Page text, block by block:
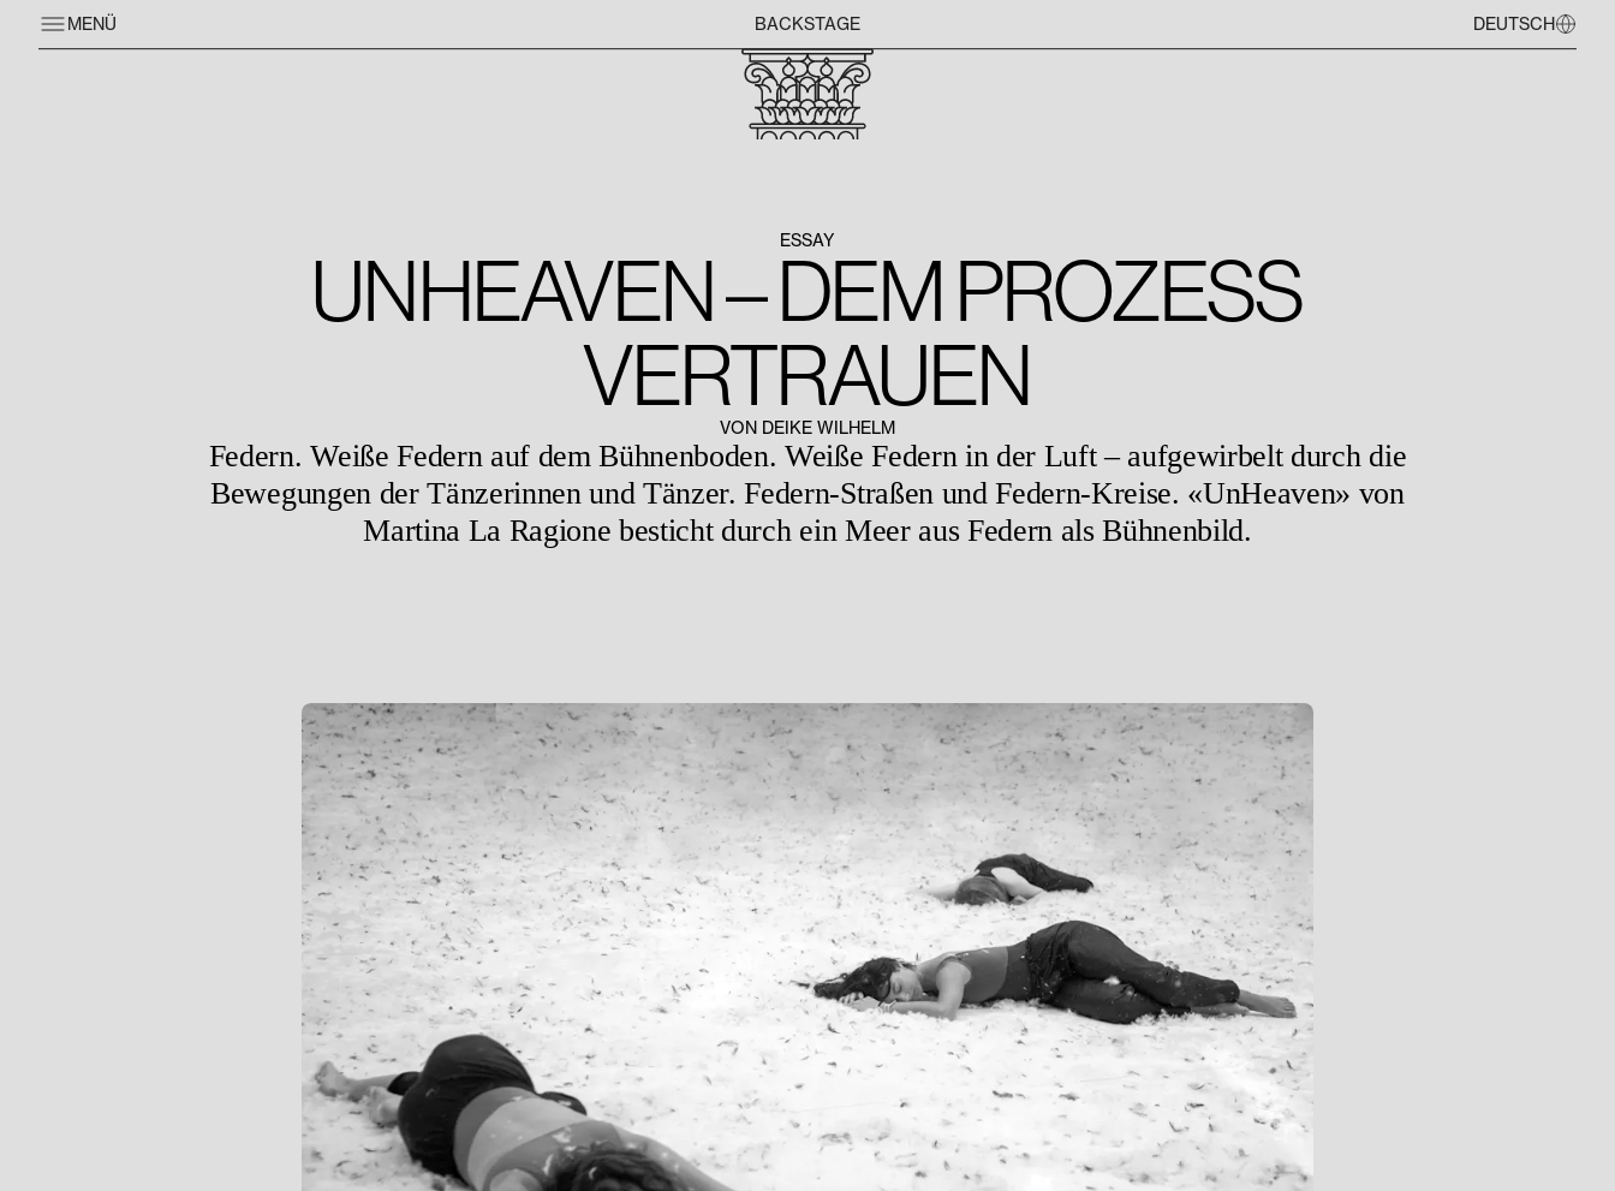
MENÜ BACKSTAGE DEUTSCH
ESSAY
UNHEAVEN – DEM PROZESS
VERTRAUEN
VON DEIKE WILHELM
Federn. Weiße Federn auf dem Bühnenboden. Weiße Federn in der Luft – aufgewirbelt durch die
Bewegungen der Tänzerinnen und Tänzer. Federn-Straßen und Federn-Kreise. «UnHeaven» von
Martina La Ragione besticht durch ein Meer aus Federn als Bühnenbild.